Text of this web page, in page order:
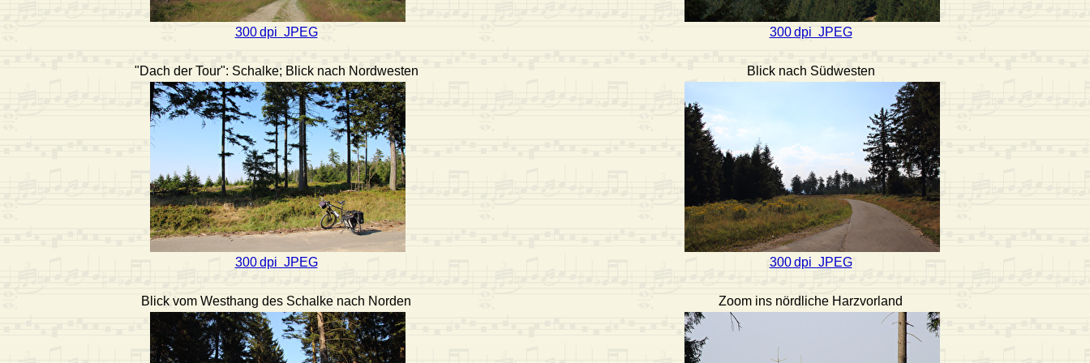
300 dpi JPEG 300 dpi JPEG
"Dach der Tour": Schalke; Blick nach Nordwesten
300 dpi JPEG
Blick nach Südwesten
300 dpi JPEG
Blick vom Westhang des Schalke nach Norden Zoom ins nördliche Harzvorland